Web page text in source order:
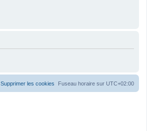
Fuseau horaire sur UTC+02:00
Supprimer les cookies